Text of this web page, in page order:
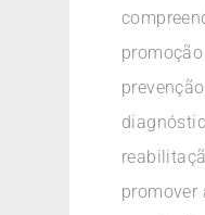
promover